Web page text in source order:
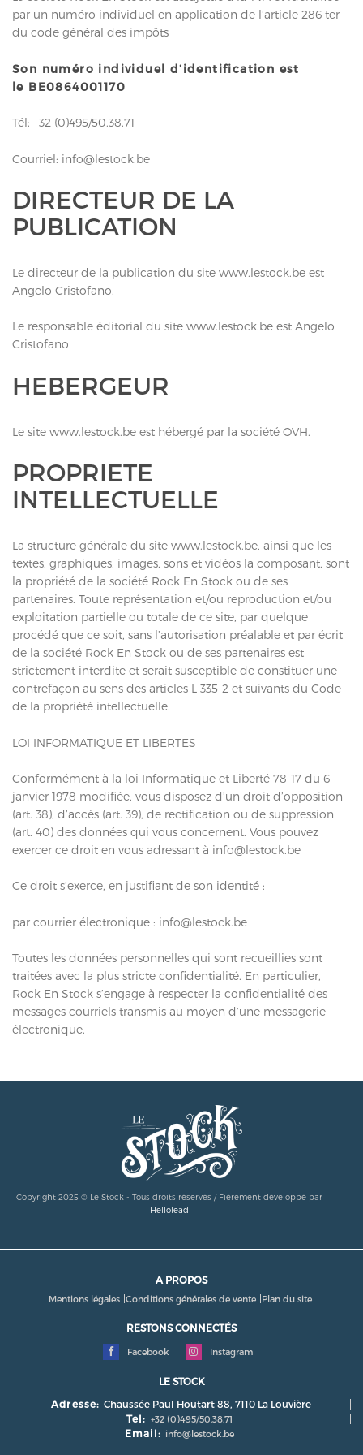
par un numéro individuel en application de l’article 286 ter
du code général des impôts
Son numéro individuel d’identification est
le BE0864001170
Tél: +32 (0)495/50.38.71
Courriel: info@lestock.be
DIRECTEUR DE LA
PUBLICATION
Le directeur de la publication du site www.lestock.be est
Angelo Cristofano.
Le responsable éditorial du site www.lestock.be est Angelo
Cristofano
HEBERGEUR
Le site www.lestock.be est hébergé par la société OVH.
PROPRIETE
INTELLECTUELLE
La structure générale du site www.lestock.be, ainsi que les
textes, graphiques, images, sons et vidéos la composant, sont
la propriété de la société Rock En Stock ou de ses
partenaires. Toute représentation et/ou reproduction et/ou
exploitation partielle ou totale de ce site, par quelque
procédé que ce soit, sans l’autorisation préalable et par écrit
de la société Rock En Stock ou de ses partenaires est
strictement interdite et serait susceptible de constituer une
contrefaçon au sens des articles L 335-2 et suivants du Code
de la propriété intellectuelle.
LOI INFORMATIQUE ET LIBERTES
Conformément à la loi Informatique et Liberté 78-17 du 6
janvier 1978 modifiée, vous disposez d’un droit d’opposition
(art. 38), d’accès (art. 39), de rectification ou de suppression
(art. 40) des données qui vous concernent. Vous pouvez
exercer ce droit en vous adressant à info@lestock.be
Ce droit s’exerce, en justifiant de son identité :
par courrier électronique : info@lestock.be
Toutes les données personnelles qui sont recueillies sont
traitées avec la plus stricte confidentialité. En particulier,
Rock En Stock s’engage à respecter la confidentialité des
messages courriels transmis au moyen d’une messagerie
électronique.
Copyright 2025 © Le Stock - Tous droits réservés / Fièrement développé par
Hellolead
A PROPOS
Mentions légales Conditions générales de vente Plan du site
RESTONS CONNECTÉS
Facebook Instagram
LE STOCK
Adresse: Chaussée Paul Houtart 88, 7110 La Louvière
Tel: +32 (0)495/50.38.71
Email: info@lestock.be